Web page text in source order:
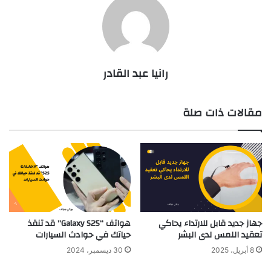
رانيا عبد القادر
مقالات ذات صلة
جهاز جديد قابل للارتداء يحاكي
تعقيد اللمس لدى البشر
8 أبريل، 2025
هواتف “Galaxy S25” قد تنقذ
حياتك في حوادث السيارات
30 ديسمبر، 2024